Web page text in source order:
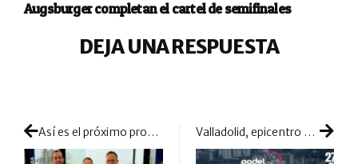
Augsburger completan el cartel de semifinales
DEJA UNA RESPUESTA
Así es el próximo proyecto de Tienda Padelpoint: llega un nuevo club a la Comunidad Valenciana Valladolid, epicentro de la pelea por el cetro de Castilla y León